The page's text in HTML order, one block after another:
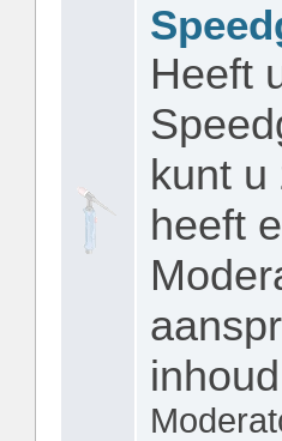
Heeft
kunt u
heeft